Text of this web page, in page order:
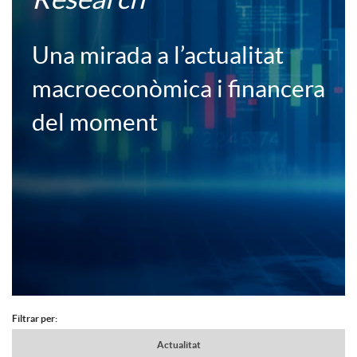
i
s
a
o
Una mirada a l’actualitat
macroeconòmica i financera
del moment
o
Filtrar per:
Actualitat